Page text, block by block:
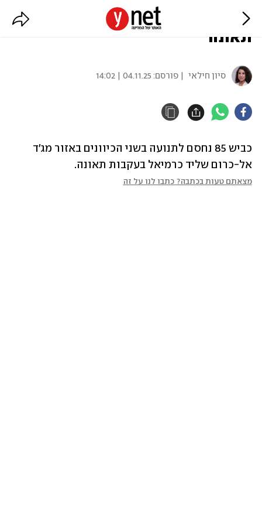
חסימות בכביש 85 ליד כרמיאל עקב
תאונה
סיון חילאי | פורסם: 04.11.25 | 14:02
אל-כרום שליד כרמיאל בעקבות תאונה.
מצאתם טעות בכתבה? כתבו לנו על זה